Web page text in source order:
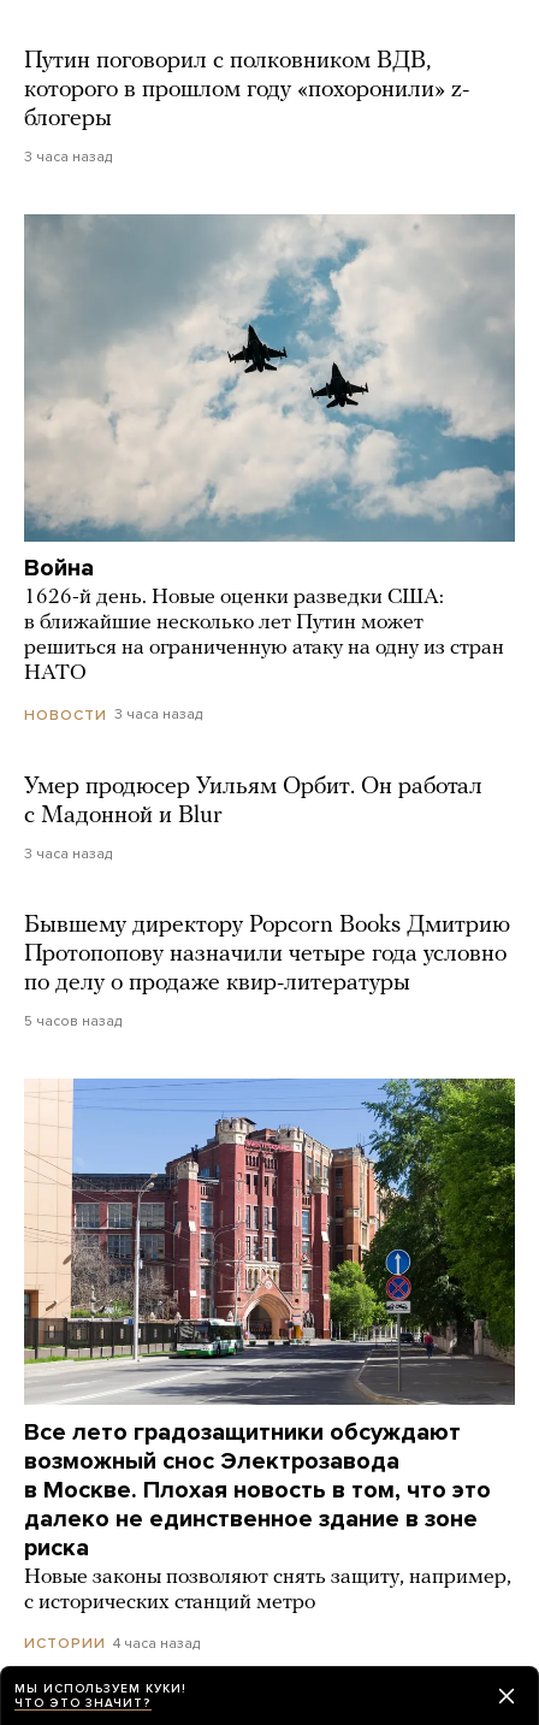
Путин поговорил с полковником ВДВ,
которого в прошлом году «похоронили» z-
блогеры
3 часа назад
Война
1626-й день. Новые оценки разведки США:
в ближайшие несколько лет Путин может
решиться на ограниченную атаку на одну из стран
НАТО
НОВОСТИ 3 часа назад
Умер продюсер Уильям Орбит. Он работал
с Мадонной и Blur
3 часа назад
Бывшему директору Popcorn Books Дмитрию
Протопопову назначили четыре года условно
по делу о продаже квир-литературы
5 часов назад
Все лето градозащитники обсуждают
возможный снос Электрозавода
в Москве. Плохая новость в том, что это
далеко не единственное здание в зоне
риска
Новые законы позволяют снять защиту, например,
с исторических станций метро
ИСТОРИИ 4 часа назад
Турция, Саудовская Аравия и Пакистан
МЫ ИСПОЛЬЗУЕМ КУКИ!
ЧТО ЭТО ЗНАЧИТ?